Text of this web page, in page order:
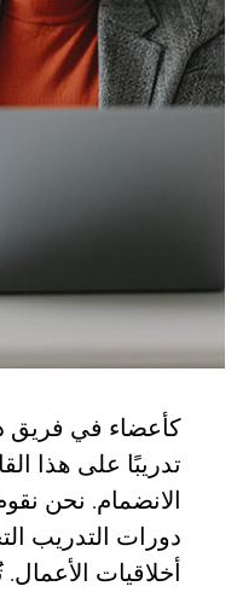
كأعضاء في فريق
تدريبًا على هذا
الانضمام. نحن
دورات التدريب
أخلاقيات